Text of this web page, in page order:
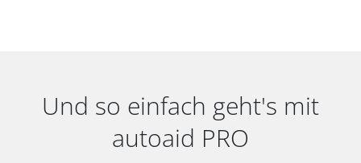
Und so einfach geht's mit
autoaid PRO